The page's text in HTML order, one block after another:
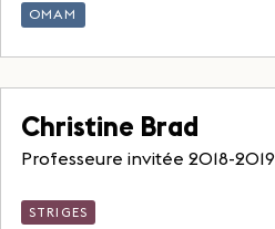
OMAM
Christine Brad
Professeure invitée 2018-2019
STRIGES